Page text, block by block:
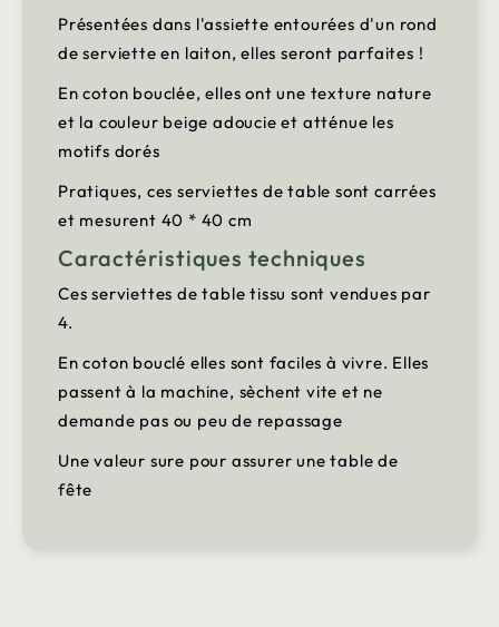
Présentées dans l'assiette entourées d'un rond
de serviette en laiton, elles seront parfaites !
En coton bouclée, elles ont une texture nature
et la couleur beige adoucie et atténue les
motifs dorés
Pratiques, ces serviettes de table sont carrées
et mesurent 40 * 40 cm
Caractéristiques techniques
Ces serviettes de table tissu sont vendues par
4.
En coton bouclé elles sont faciles à vivre. Elles
passent à la machine, sèchent vite et ne
demande pas ou peu de repassage
Une valeur sure pour assurer une table de
fête